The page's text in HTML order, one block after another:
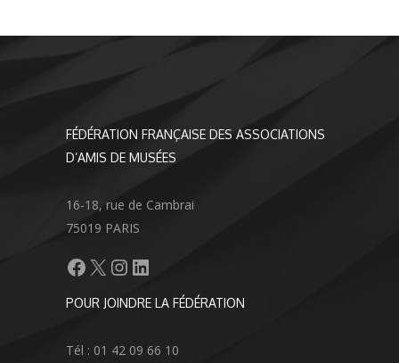
FÉDÉRATION FRANÇAISE DES ASSOCIATIONS
D’AMIS DE MUSÉES
16-18, rue de Cambrai
75019 PARIS
Facebook
X Instagram
LinkedIn
POUR JOINDRE LA FÉDÉRATION
Tél : 01 42 09 66 10